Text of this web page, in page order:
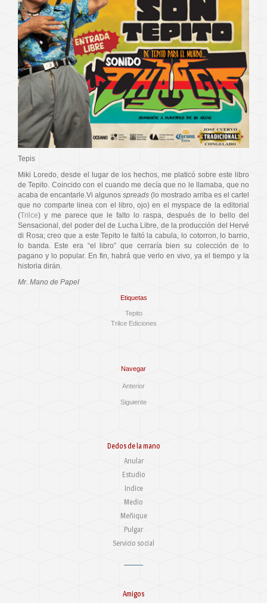
Tepis
Miki Loredo, desde el lugar de los hechos, me platicó sobre este libro
de Tepito. Coincido con el cuando me decía que no le llamaba, que no
acaba de encantarle.Vi algunos spreads (lo mostrado arriba es el cartel
que no comparte linea con el libro, ojo) en el myspace de la editorial
(Trilce) y me parece que le falto lo raspa, después de lo bello del
Sensacional, del poder del de Lucha Libre, de la producción del Hervé
di Rosa; creo que a este Tepito le faltó la cabula, lo cotorron, lo barrio,
lo banda. Este era “el libro” que cerraría bien su colección de lo
pagano y lo popular. En fin, habrá que verlo en vivo, ya el tiempo y la
historia dirán.
Mr. Mano de Papel
Etiquetas
Tepito
Trilce Ediciones
Navegar
Anterior
Siguiente
Dedos de la mano
Anular
Estudio
Indice
Medio
Meñique
Pulgar
Servicio social
Amigos